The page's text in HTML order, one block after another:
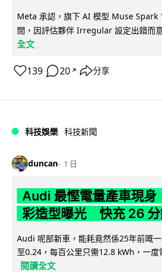
Meta 承認，旗下 AI 模型 Muse Spark
間，因評估夥伴 Irregular 設定出錯而
全文
139 20 ↗ 分享
科技娛樂 科技新聞
duncan 1 日
Audi 最慳電量產車現
彩造型曝光 快充 26 分
Audi 呢部新車，能耗竟然係25年前嘅
至0.24，每百公里只需12.8 kWh，一
閱讀全文